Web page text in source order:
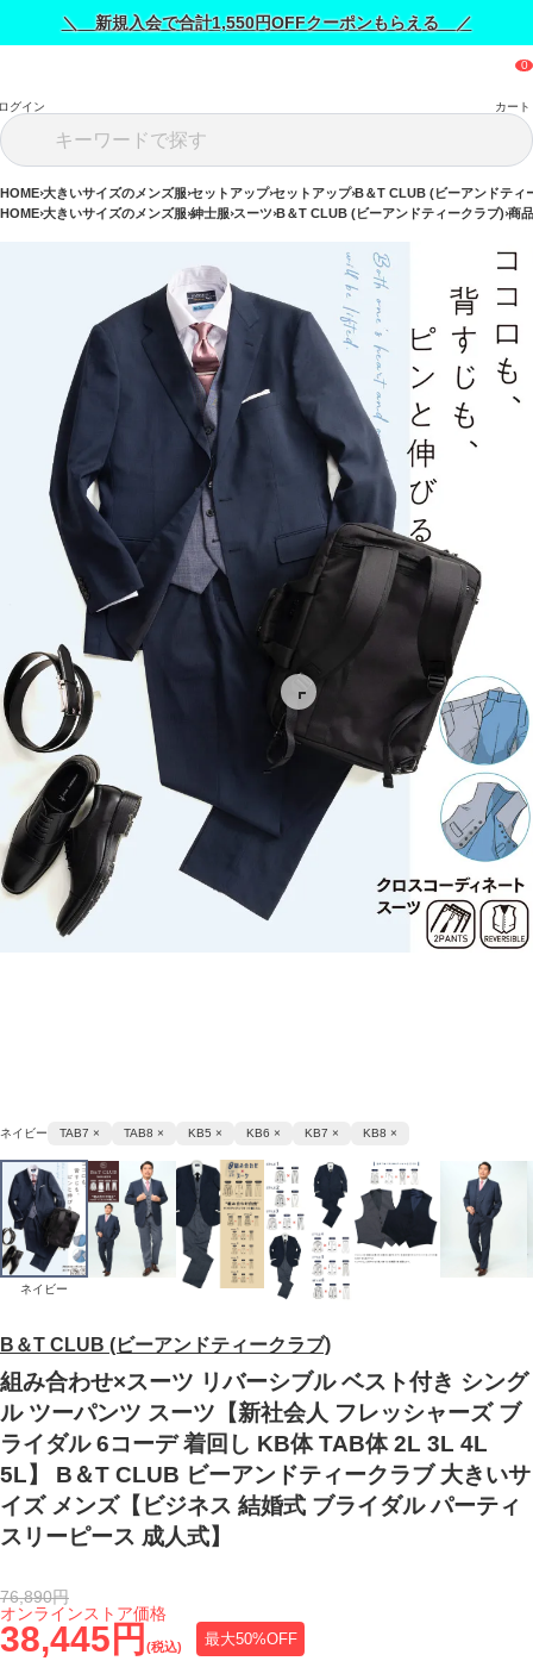
＼ 新規入会で合計1,550円OFFクーポンもらえる ／
グイン カート
HOME 大きいサイズのメンズ服 セットアップ セットアップ B＆T CLUB (ビーアンドティ
HOME 大きいサイズのメンズ服 紳士服 スーツ B＆T CLUB (ビーアンドティークラブ) 商
B＆T CLUB (ビーアンドティークラブ)
組み合わせ×スーツ リバーシブル ベスト付き シング
ル ツーパンツ スーツ【新社会人 フレッシャーズ ブ
ライダル 6コーデ 着回し KB体 TAB体 2L 3L 4L
5L】 B＆T CLUB ビーアンドティークラブ 大きいサ
イズ メンズ【ビジネス 結婚式 ブライダル パーティ
スリーピース 成人式】
38,445円 (税込) 最大50%OFF
オンラインストア価格
76,890円
ネイビー TAB7 × TAB8 × KB5 × KB6 × KB7 × KB8 ×
ネイビー